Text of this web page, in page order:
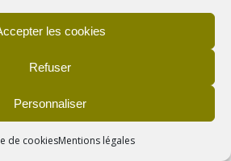
les cookies
Refuser
Personnaliser
de cookiesMentions légales
+
LA GENTIANE